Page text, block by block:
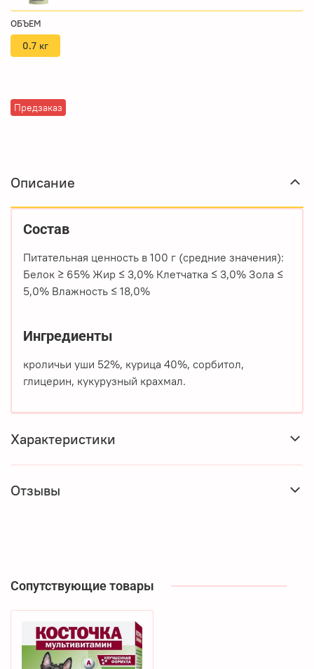
Предзаказ
ОБЪЕМ
0.7 кг
Описание
Состав
Питательная ценность в 100 г (средние значения):
Белок ≥ 65% Жир ≤ 3,0% Клетчатка ≤ 3,0% Зола ≤
5,0% Влажность ≤ 18,0%
Ингредиенты
кроличьи уши 52%, курица 40%, сорбитол,
глицерин, кукурузный крахмал.
Характеристики
Отзывы
Сопутствующие товары